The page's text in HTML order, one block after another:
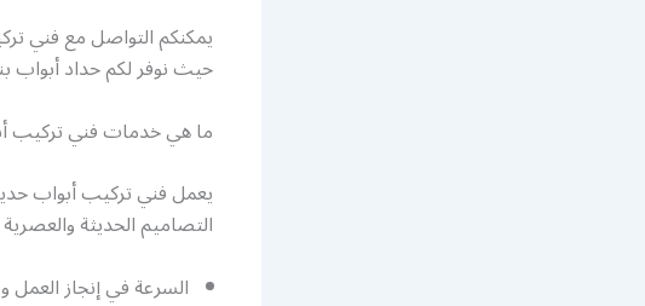
يمكنكم التواصل مع فني
حيث نوفر لكم حداد أبواب
ما هي خدمات فني تركيب
يعمل فني تركيب أبواب
التصاميم الحديثة
السرعة في إنجاز